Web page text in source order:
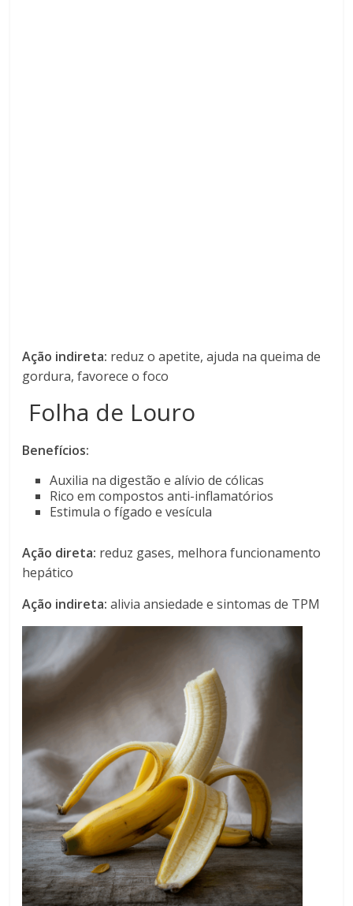
Ação indireta: reduz o apetite, ajuda na queima de
gordura, favorece o foco
Folha de Louro
Benefícios:
Auxilia na digestão e alívio de cólicas
Rico em compostos anti-inflamatórios
Estimula o fígado e vesícula
Ação direta: reduz gases, melhora funcionamento
hepático
Ação indireta: alivia ansiedade e sintomas de TPM